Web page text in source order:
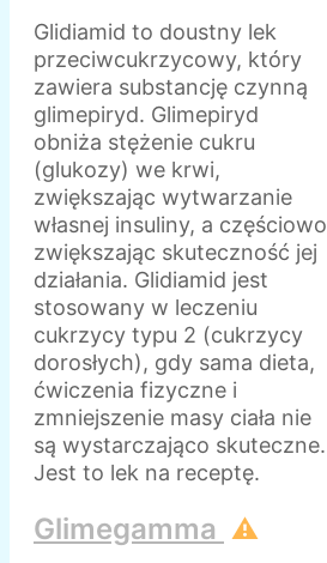
Glidiamid to doustny lek
przeciwcukrzycowy, który
zawiera substancję czynną
glimepiryd. Glimepiryd
obniża stężenie cukru
(glukozy) we krwi,
zwiększając wytwarzanie
własnej insuliny, a częściowo
zwiększając skuteczność jej
działania. Glidiamid jest
stosowany w leczeniu
cukrzycy typu 2 (cukrzycy
dorosłych), gdy sama dieta,
ćwiczenia fizyczne i
zmniejszenie masy ciała nie
są wystarczająco skuteczne.
Jest to lek na receptę.
Glimegamma ⚠️